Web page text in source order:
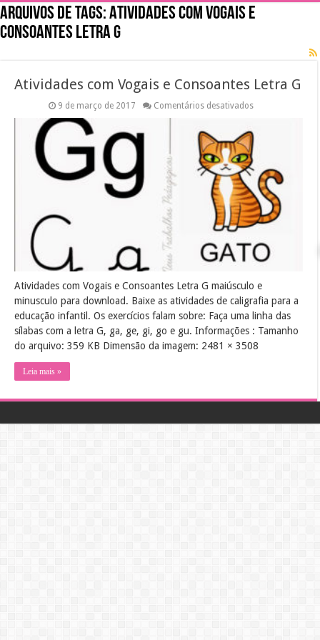
Arquivos de tags:Atividades com Vogais e
Consoantes Letra G
Atividades com Vogais e Consoantes Letra G
9 de março de 2017 Comentários desativadosem
Vogais
e
Letra
G
Atividades com Vogais e Consoantes Letra G maiúsculo e
minusculo para download. Baixe as atividades de caligrafia para a
educação infantil. Os exercícios falam sobre: Faça uma linha das
sílabas com a letra G, ga, ge, gi, go e gu. Informações : Tamanho
do arquivo: 359 KB Dimensão da imagem: 2481 × 3508
Leia mais »